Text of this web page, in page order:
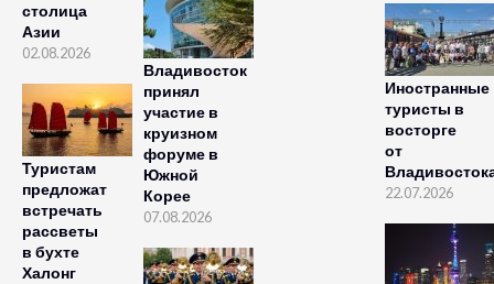
столица
Азии
02.08.2026
Туристам
предложат
встречать
рассветы
в бухте
Халонг
Владивосток
принял
участие в
круизном
форуме в
Южной
Корее
07.08.2026
Иностранные
туристы в
восторге
от
22.07.2026